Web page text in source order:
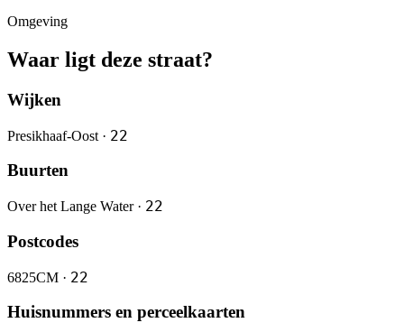
Omgeving
Waar ligt deze straat?
Wijken
Presikhaaf-Oost · 22
Buurten
Over het Lange Water · 22
Postcodes
6825CM · 22
Huisnummers en perceelkaarten